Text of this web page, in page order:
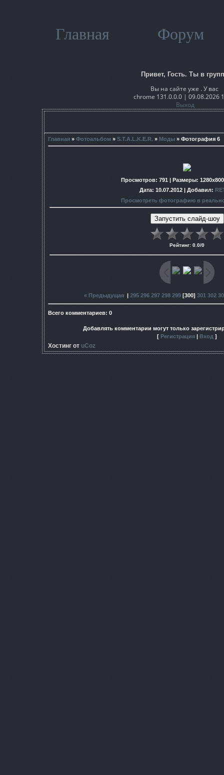
Главная Форум
Привет, Гость. Ты в
Вы на сайте уже . У вас
chrome 131.0.0.0 | 09.08.2026
Выход
Главная » Фотоальбом » S.T.A.L.K.E.R. » Моды » Фотография 6
Просмотров: 791 | Размеры:
Дата: 10.07.2012 | Добавил:
Просмотреть фотографию в
Рейтинг: 0.0/0
« Предыдущая| 295 296 297 298 299[300] 301 302
Всего комментариев: 0
Добавлять комментарии могут только
[ Регистрация Вход ]
Хостинг от uCoz